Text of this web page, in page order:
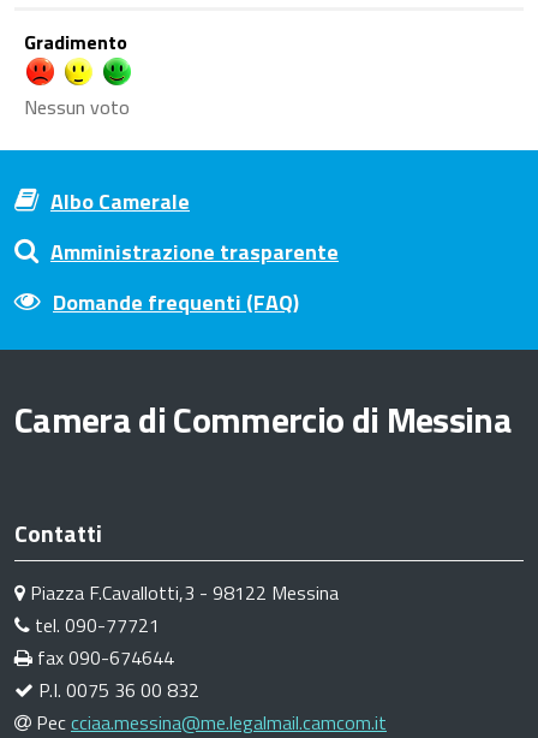
Gradimento
Nessun voto
Albo Camerale
Amministrazione trasparente
Domande frequenti (FAQ)
Camera di Commercio di Messina
Contatti
Piazza F.Cavallotti,3 - 98122 Messina
tel. 090-77721
fax 090-674644
P.I. 0075 36 00 832
Peccciaa.messina@me.legalmail.camcom.it